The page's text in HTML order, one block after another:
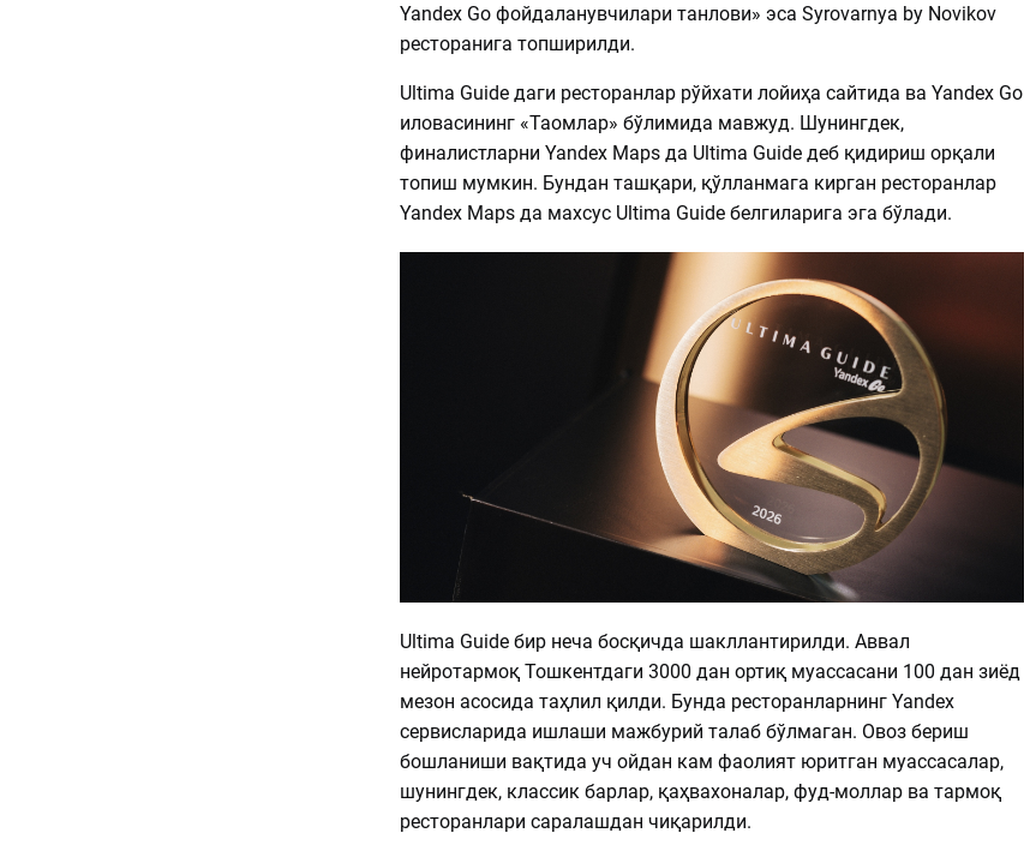
Yandex Go фойдаланувчилари танлови» эса Syrovarnya by Novikov
ресторанига топширилди.
Ultima Guide даги ресторанлар рўйхати лойиҳа сайтида ва Yandex Go
иловасининг «Таомлар» бўлимида мавжуд. Шунингдек,
финалистларни Yandex Maps да Ultima Guide деб қидириш орқали
топиш мумкин. Бундан ташқари, қўлланмага кирган ресторанлар
Yandex Maps да махсус Ultima Guide белгиларига эга бўлади.
Ultima Guide бир неча босқичда шакллантирилди. Аввал
нейротармоқ Тошкентдаги 3000 дан ортиқ муассасани 100 дан зиёд
мезон асосида таҳлил қилди. Бунда ресторанларнинг Yandex
сервисларида ишлаши мажбурий талаб бўлмаган. Овоз бериш
бошланиши вақтида уч ойдан кам фаолият юритган муассасалар,
шунингдек, классик барлар, қаҳвахоналар, фуд-моллар ва тармоқ
ресторанлари саралашдан чиқарилди.